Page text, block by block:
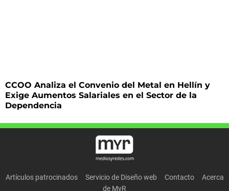
CCOO Analiza el Convenio del Metal en Hellín y
Exige Aumentos Salariales en el Sector de la
Dependencia
Artículos patrocinados Servicio de Diseño web Contacto
Acerca
de MyR